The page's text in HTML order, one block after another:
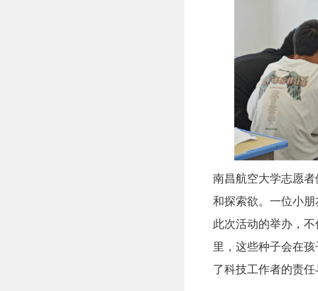
南昌航空大学志愿
和探索欲。一位小
此次活动的举办，
里，这些种子会在
了科技工作者的责